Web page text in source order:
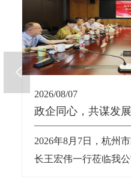
2026/08/07
2026年8月7日，杭州
长王宏伟一行莅临我公